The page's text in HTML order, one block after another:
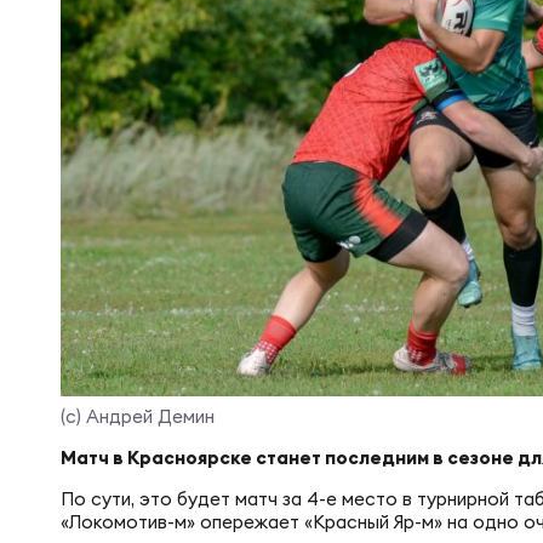
Регионы
Сборные
Антидопинг
Магазин
Контакты
(с) Андрей Демин
Матч в Красноярске станет последним в сезоне
По сути, это будет матч за 4-е место в турнирной
«Локомотив-м» опережает «Красный Яр-м» на одно